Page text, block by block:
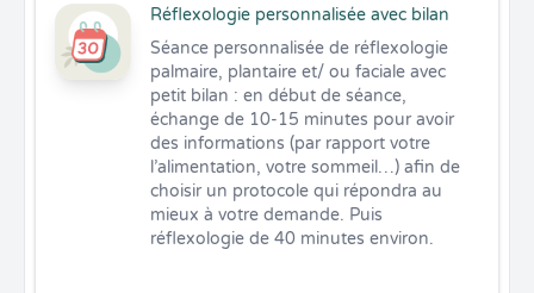
Réflexologie personnalisée avec bilan
Séance personnalisée de réflexologie
palmaire, plantaire et/ ou faciale avec
petit bilan : en début de séance,
échange de 10-15 minutes pour avoir
des informations (par rapport votre
l’alimentation, votre sommeil…) afin de
choisir un protocole qui répondra au
mieux à votre demande. Puis
réflexologie de 40 minutes environ.